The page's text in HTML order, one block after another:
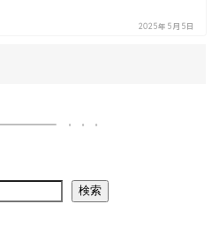
2025年5月5日
検索